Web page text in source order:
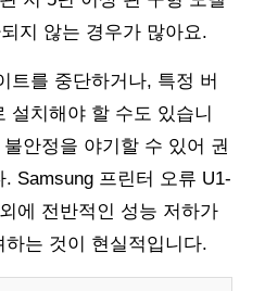
지 않는 경우가 많아요.
트를 중단하거나, 특정 버
설치해야 할 수도 있습니
안정을 야기할 수 있어 권
Samsung 프린터 오류 U1-
에 전반적인 성능 저하가
는 것이 현실적입니다.